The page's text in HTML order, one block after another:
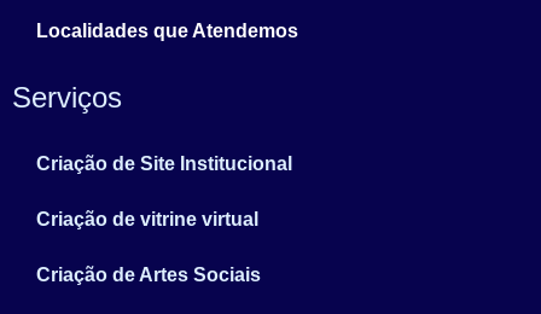
Localidades que Atendemos
Serviços
Criação de Site Institucional
Criação de vitrine virtual
Criação de Artes Sociais